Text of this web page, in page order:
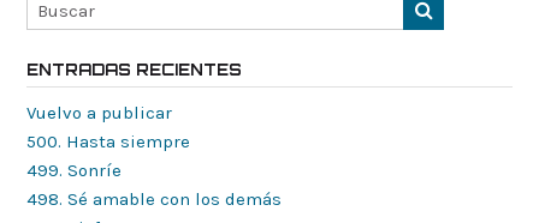
ENTRADAS RECIENTES
Vuelvo a publicar
500. Hasta siempre
499. Sonríe
498. Sé amable con los demás